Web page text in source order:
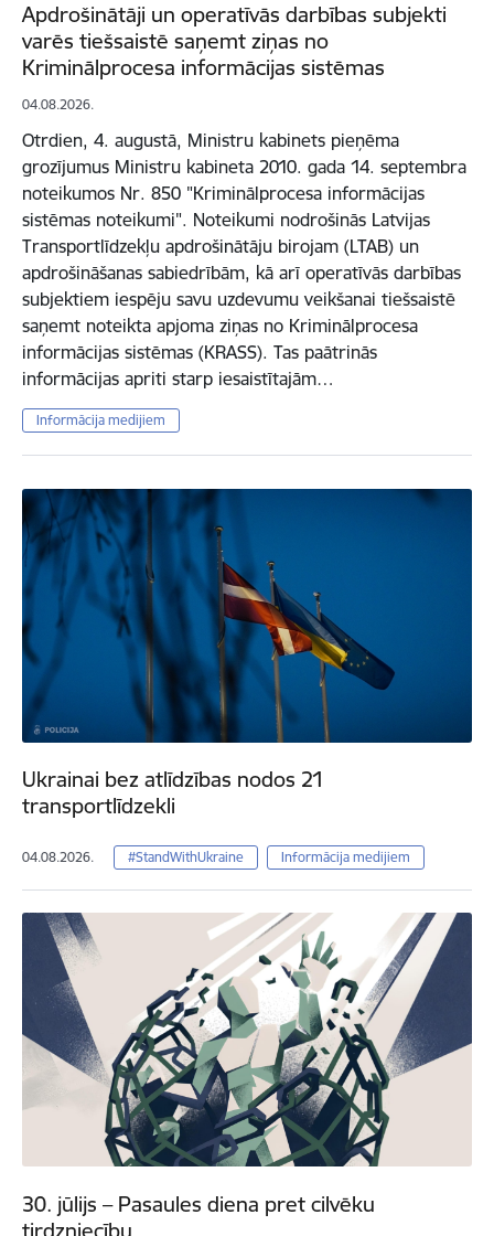
Apdrošinātāji un operatīvās darbības subjekti
varēs tiešsaistē saņemt ziņas no
Kriminālprocesa informācijas sistēmas
04.08.2026.
Otrdien, 4. augustā, Ministru kabinets pieņēma
grozījumus Ministru kabineta 2010. gada 14. septembra
noteikumos Nr. 850 "Kriminālprocesa informācijas
sistēmas noteikumi". Noteikumi nodrošinās Latvijas
Transportlīdzekļu apdrošinātāju birojam (LTAB) un
apdrošināšanas sabiedrībām, kā arī operatīvās darbības
subjektiem iespēju savu uzdevumu veikšanai tiešsaistē
saņemt noteikta apjoma ziņas no Kriminālprocesa
informācijas sistēmas (KRASS). Tas paātrinās
informācijas apriti starp iesaistītajām…
Informācija medijiem
Ukrainai bez atlīdzības nodos 21
transportlīdzekli
04.08.2026. #StandWithUkraine Informācija medijiem
30. jūlijs – Pasaules diena pret cilvēku
tirdzniecību